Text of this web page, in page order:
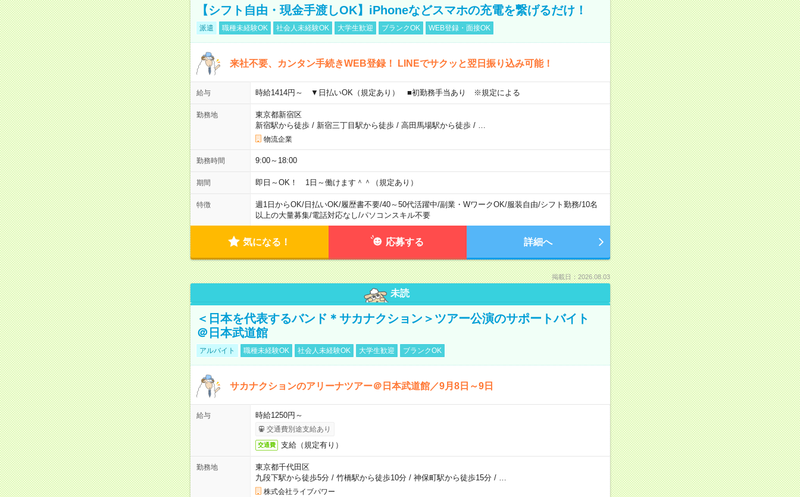
【シフト自由・現金手渡しOK】iPhoneなどスマホの充電を繋げるだけ！
派遣 職種未経験OK 社会人未経験OK 大学生歓迎 ブランクOK WEB登録・面接OK
来社不要、カンタン手続きWEB登録！ LINEでサクッと翌日振り込み可能！
給与 時給1414円～ ▼日払いOK（規定あり） ■初勤務手当あり ※規定による
勤務地
東京都新宿区
新宿駅から徒歩/ 新宿三丁目駅から徒歩/ 高田馬場駅から徒歩/
物流企業
勤務時間 9:00～18:00
期間 即日～OK！ 1日～働けます＾＾（規定あり）
特徴 週1日からOK/日払いOK/履歴書不要/40～50代活躍中/副業・WワークOK/服装自由/シフト勤務/10名
以上の大量募集/電話対応なし/パソコンスキル不要
気になる！ 応募する 詳細へ
掲載日：2026.08.03
未読
＜日本を代表するバンド＊サカナクション＞ツアー公演のサポートバイト
＠日本武道館
アルバイト 職種未経験OK 社会人未経験OK 大学生歓迎 ブランクOK
サカナクションのアリーナツアー＠日本武道館／9月8日～9日
給与 時給1250円～
交通費別途支給あり
交通費 支給（規定有り）
勤務地
東京都千代田区
九段下駅から徒歩5分/ 竹橋駅から徒歩10分/ 神保町駅から徒歩15分/
株式会社ライブパワー